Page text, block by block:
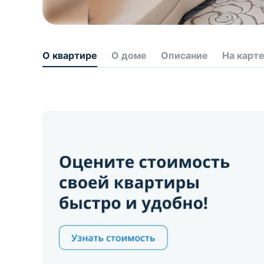
О квартире О доме Описание На карте